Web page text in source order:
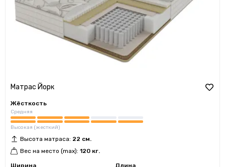
Матрас Йорк
Жёсткость
Средняя
Высокая (жесткий)
Высота матраса: 22 см.
Вес на место (max): 120 кг.